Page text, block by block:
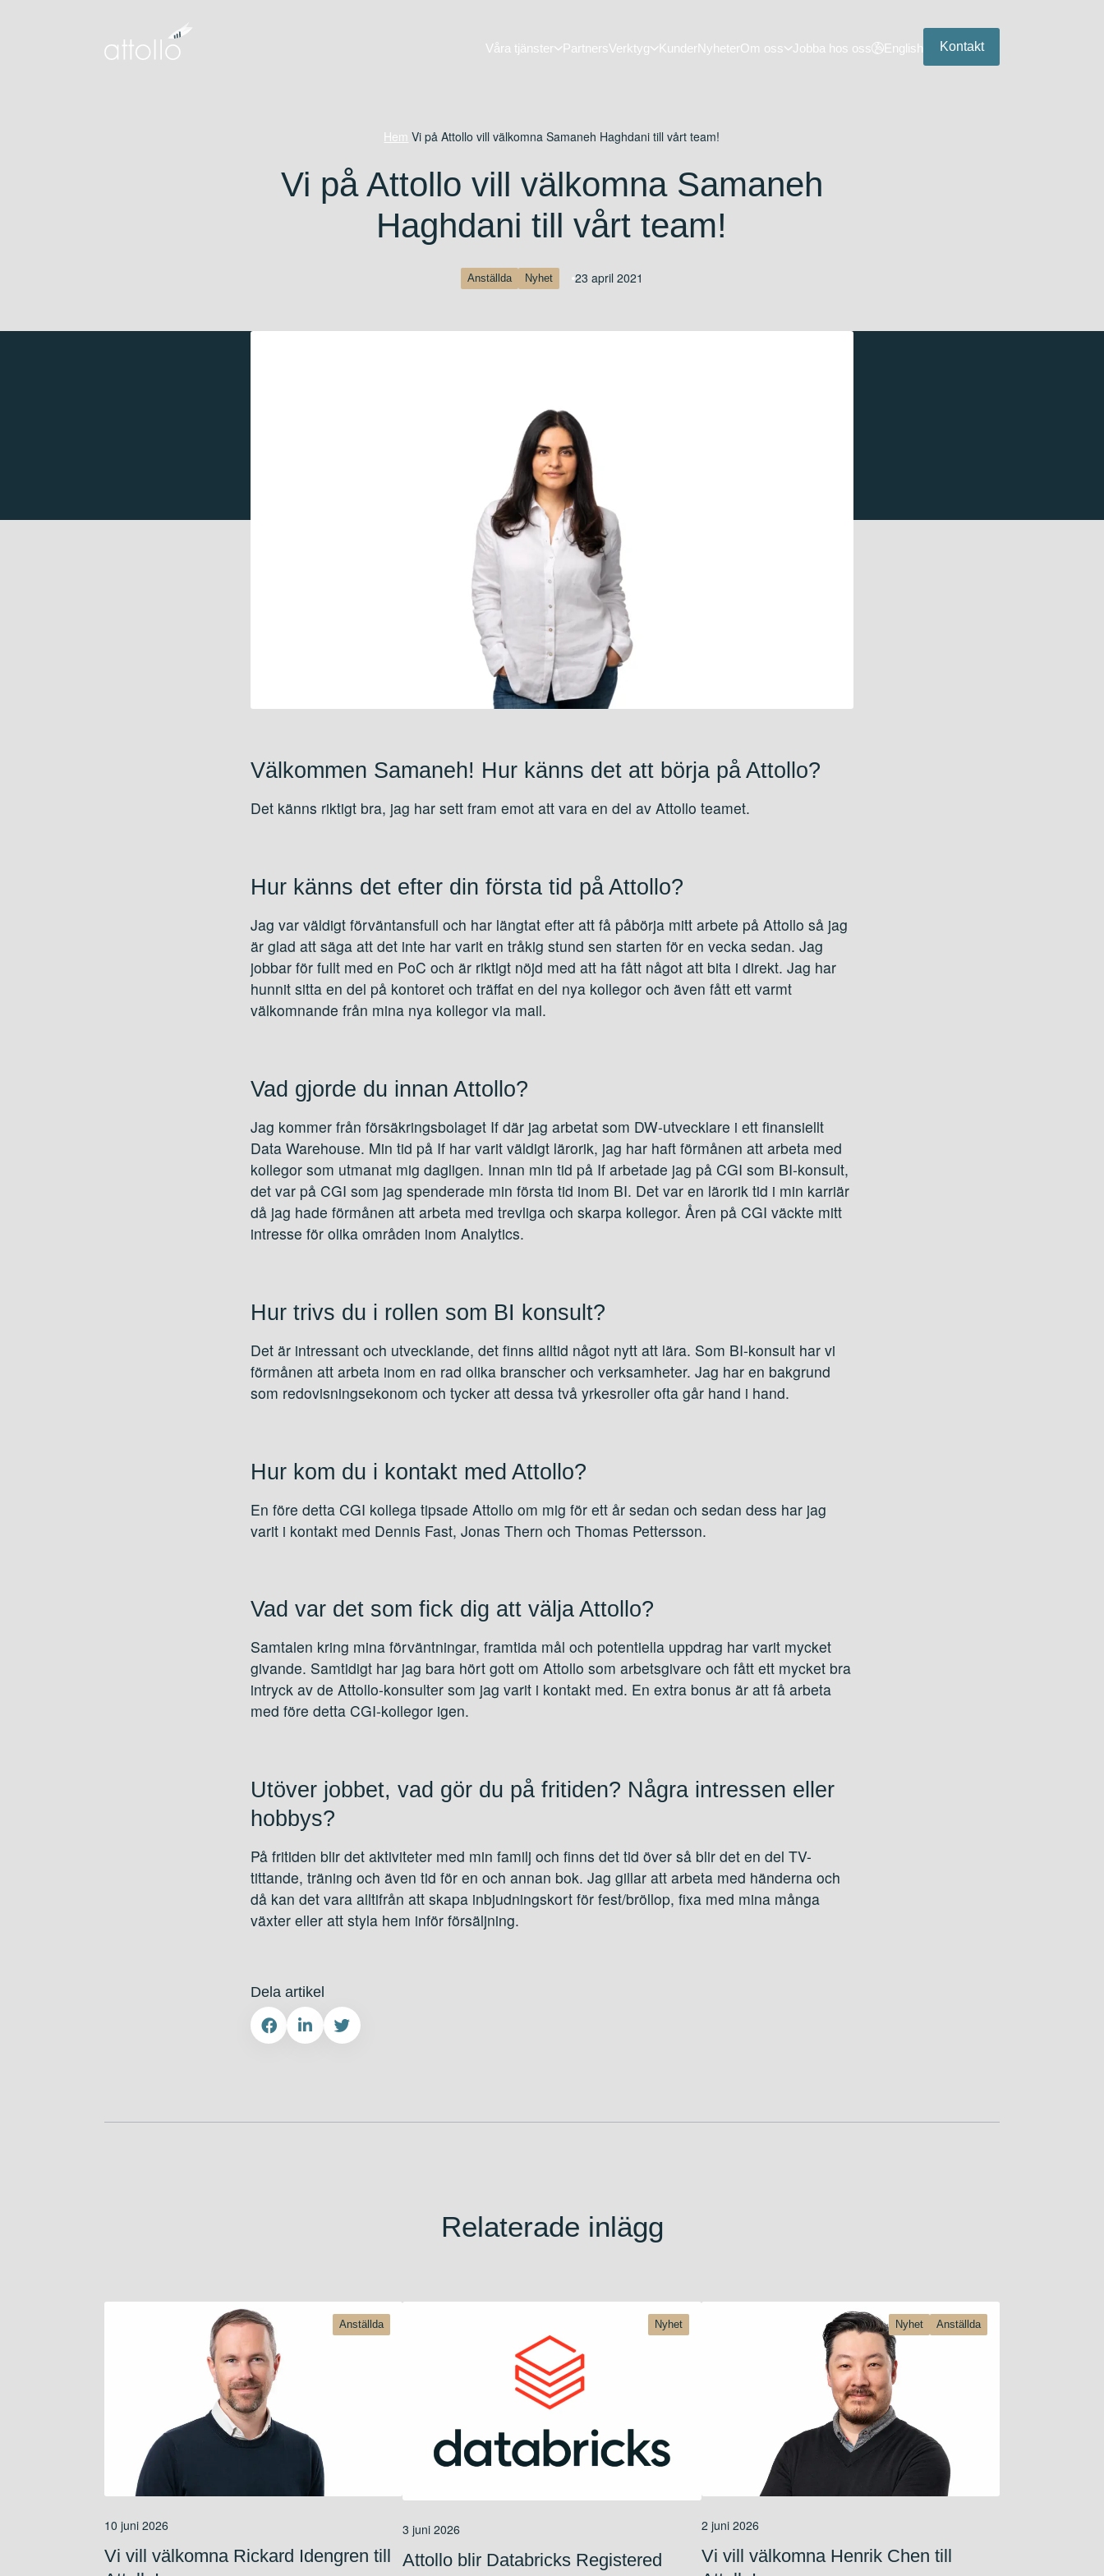
Våra tjänster PartnersVerktyg KunderNyheterOm oss Jobba hos oss English Kontakt
Hem /Vi på Attollo vill välkomna Samaneh Haghdani till vårt team!
Vi på Attollo vill välkomna Samaneh
Haghdani till vårt team!
Anställda Nyhet 23 april 2021
Välkommen Samaneh! Hur känns det att börja på Attollo?
Det känns riktigt bra, jag har sett fram emot att vara en del av Attollo teamet.
Hur känns det efter din första tid på Attollo?
Jag var väldigt förväntansfull och har längtat efter att få påbörja mitt arbete på Attollo så jag
är glad att säga att det inte har varit en tråkig stund sen starten för en vecka sedan. Jag
jobbar för fullt med en PoC och är riktigt nöjd med att ha fått något att bita i direkt. Jag har
hunnit sitta en del på kontoret och träffat en del nya kollegor och även fått ett varmt
välkomnande från mina nya kollegor via mail.
Vad gjorde du innan Attollo?
Jag kommer från försäkringsbolaget If där jag arbetat som DW-utvecklare i ett finansiellt
Data Warehouse. Min tid på If har varit väldigt lärorik, jag har haft förmånen att arbeta med
kollegor som utmanat mig dagligen. Innan min tid på If arbetade jag på CGI som BI-konsult,
det var på CGI som jag spenderade min första tid inom BI. Det var en lärorik tid i min karriär
då jag hade förmånen att arbeta med trevliga och skarpa kollegor. Åren på CGI väckte mitt
intresse för olika områden inom Analytics.
Hur trivs du i rollen som BI konsult?
Det är intressant och utvecklande, det finns alltid något nytt att lära. Som BI-konsult har vi
förmånen att arbeta inom en rad olika branscher och verksamheter. Jag har en bakgrund
som redovisningsekonom och tycker att dessa två yrkesroller ofta går hand i hand.
Hur kom du i kontakt med Attollo?
En före detta CGI kollega tipsade Attollo om mig för ett år sedan och sedan dess har jag
varit i kontakt med Dennis Fast, Jonas Thern och Thomas Pettersson.
Vad var det som fick dig att välja Attollo?
Samtalen kring mina förväntningar, framtida mål och potentiella uppdrag har varit mycket
givande. Samtidigt har jag bara hört gott om Attollo som arbetsgivare och fått ett mycket bra
intryck av de Attollo-konsulter som jag varit i kontakt med. En extra bonus är att få arbeta
med före detta CGI-kollegor igen.
Utöver jobbet, vad gör du på fritiden? Några intressen eller
hobbys?
På fritiden blir det aktiviteter med min familj och finns det tid över så blir det en del TV-
tittande, träning och även tid för en och annan bok. Jag gillar att arbeta med händerna och
då kan det vara alltifrån att skapa inbjudningskort för fest/bröllop, fixa med mina många
växter eller att styla hem inför försäljning.
Dela artikel
Relaterade inlägg
10 juni 2026
Anställda
Vi vill välkomna Rickard Idengren till
3 juni 2026
Nyhet
Attollo blir Databricks Registered
2 juni 2026
Anställda
Nyhet
Vi vill välkomna Henrik Chen till